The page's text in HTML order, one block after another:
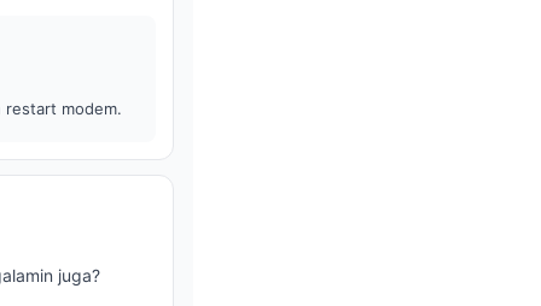
restart modem.
juga?